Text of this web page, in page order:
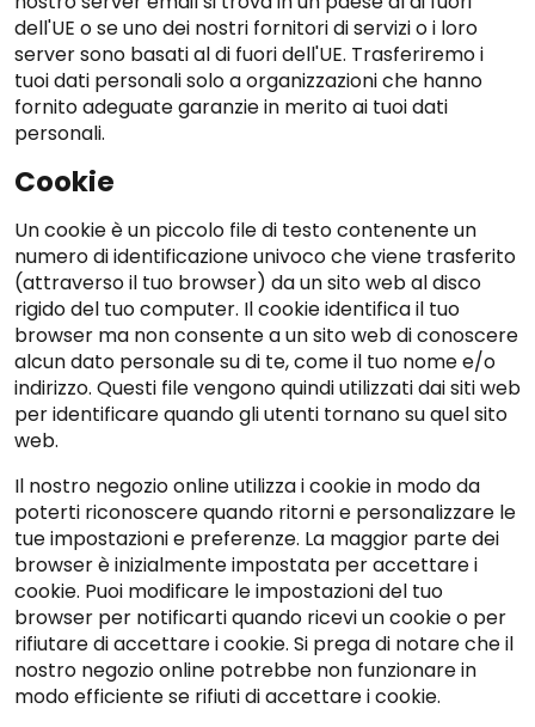
dell'UE o se uno dei nostri fornitori di servizi o i loro
server sono basati al di fuori dell'UE. Trasferiremo i
tuoi dati personali solo a organizzazioni che hanno
fornito adeguate garanzie in merito ai tuoi dati
personali.
Cookie
Un cookie è un piccolo file di testo contenente un
numero di identificazione univoco che viene trasferito
(attraverso il tuo browser) da un sito web al disco
rigido del tuo computer. Il cookie identifica il tuo
browser ma non consente a un sito web di conoscere
alcun dato personale su di te, come il tuo nome e/o
indirizzo. Questi file vengono quindi utilizzati dai siti web
per identificare quando gli utenti tornano su quel sito
web.
Il nostro negozio online utilizza i cookie in modo da
poterti riconoscere quando ritorni e personalizzare le
tue impostazioni e preferenze. La maggior parte dei
browser è inizialmente impostata per accettare i
cookie. Puoi modificare le impostazioni del tuo
browser per notificarti quando ricevi un cookie o per
rifiutare di accettare i cookie. Si prega di notare che il
nostro negozio online potrebbe non funzionare in
modo efficiente se rifiuti di accettare i cookie.